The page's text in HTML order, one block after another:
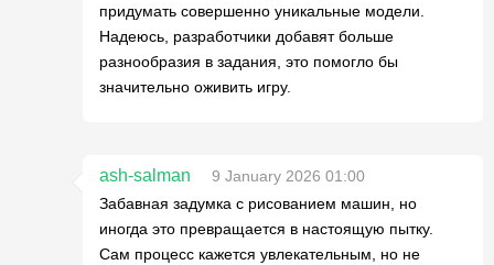
придумать совершенно уникальные модели.
Надеюсь, разработчики добавят больше
разнообразия в задания, это помогло бы
значительно оживить игру.
ash-salman
9 January 2026 01:00
Забавная задумка с рисованием машин, но
иногда это превращается в настоящую пытку.
Сам процесс кажется увлекательным, но не